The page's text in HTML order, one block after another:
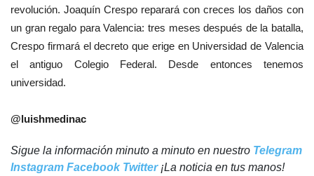
revolución. Joaquín Crespo reparará con creces los daños con
un gran regalo para Valencia: tres meses después de la batalla,
Crespo firmará el decreto que erige en Universidad de Valencia
el antiguo Colegio Federal. Desde entonces tenemos
universidad.
@luishmedinac
Sigue la información minuto a minuto en nuestro Telegram
Instagram Facebook Twitter¡La noticia en tus manos!